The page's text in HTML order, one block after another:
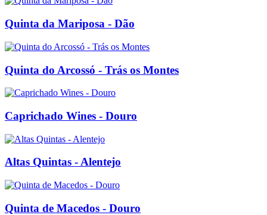
Quinta da Mariposa - Dão
Quinta do Arcossó - Trás os Montes
Caprichado Wines - Douro
Altas Quintas - Alentejo
Quinta de Macedos - Douro